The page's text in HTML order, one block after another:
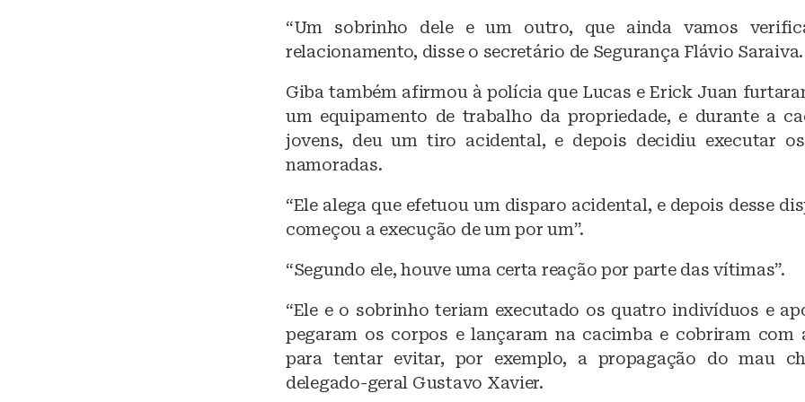
“Um sobrinho dele e um outro, que ainda vamos
relacionamento, disse o secretário de Segurança Flávio Saraiva.
Giba também afirmou à polícia que Lucas e Erick Juan
um equipamento de trabalho da propriedade, e durante a
jovens, deu um tiro acidental, e depois decidiu executar
namoradas.
“Ele alega que efetuou um disparo acidental, e depois desse
começou a execução de um por um”.
“Segundo ele, houve uma certa reação por parte das vítimas”.
“Ele e o sobrinho teriam executado os quatro indivíduos e
pegaram os corpos e lançaram na cacimba e cobriram com
para tentar evitar, por exemplo, a propagação do mau
delegado-geral Gustavo Xavier.